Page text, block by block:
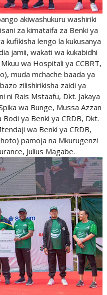
akiwashukuru washiriki
za kimataifa za Benki ya
kufikisha lengo la kukusanya
jamii, wakati wa kukabidhi
wa Hospitali ya CCBRT,
muda mchache baada ya
zilishirikisha zaidi ya
ni Rais Mstaafu, Dkt. Jakaya
wa Bunge, Mussa Azzan
ya Benki ya CRDB, Dkt.
wa Benki ya CRDB,
pamoja na Mkurugenzi
Julius Magabe.